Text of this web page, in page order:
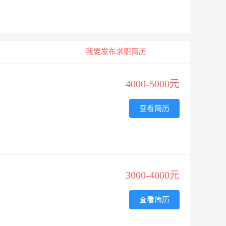
我要发布求职简历
4000-5000元
查看简历
3000-4000元
查看简历